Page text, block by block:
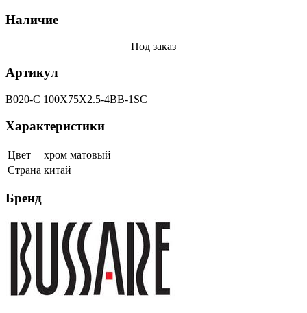
Наличие
Под заказ
Артикул
B020-C 100X75X2.5-4BB-1SC
Характеристики
Цвет
хром матовый
Страна китай
Бренд